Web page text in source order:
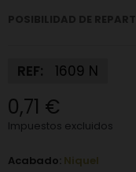
REF: 1609 N
0,71 €
Impuestos excluidos
Acabado: Niquel